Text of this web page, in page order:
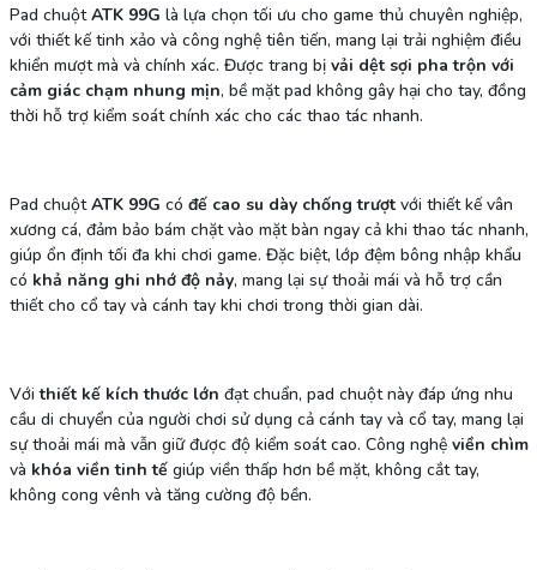
Pad chuộtATK 99G là lựa chọn tối ưu cho game thủ chuyên nghiệp,
với thiết kế tinh xảo và công nghệ tiên tiến, mang lại trải nghiệm điều
khiển mượt mà và chính xác. Được trang bị vải dệt sợi pha trộn với
cảm giác chạm nhung mịn, bề mặt pad không gây hại cho tay, đồng
thời hỗ trợ kiểm soát chính xác cho các thao tác nhanh.
Pad chuộtATK 99G có đế cao su dày chống trượtvới thiết kế vân
xương cá, đảm bảo bám chặt vào mặt bàn ngay cả khi thao tác nhanh,
giúp ổn định tối đa khi chơi game. Đặc biệt, lớp đệm bông nhập khẩu
có khả năng ghi nhớ độ nảy, mang lại sự thoải mái và hỗ trợ cần
thiết cho cổ tay và cánh tay khi chơi trong thời gian dài.
Vớithiết kế kích thước lớn đạt chuẩn, pad chuột này đáp ứng nhu
cầu di chuyển của người chơi sử dụng cả cánh tay và cổ tay, mang lại
sự thoải mái mà vẫn giữ được độ kiểm soát cao. Công nghệ viền chìm
và khóa viền tinh tếgiúp viền thấp hơn bề mặt, không cắt tay,
không cong vênh và tăng cường độ bền.